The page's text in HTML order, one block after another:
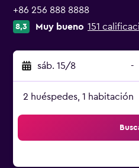
+86 256 888 8888
8,3 Muy bueno 151
sáb. 15/8 -
2 huéspedes, 1 habitación